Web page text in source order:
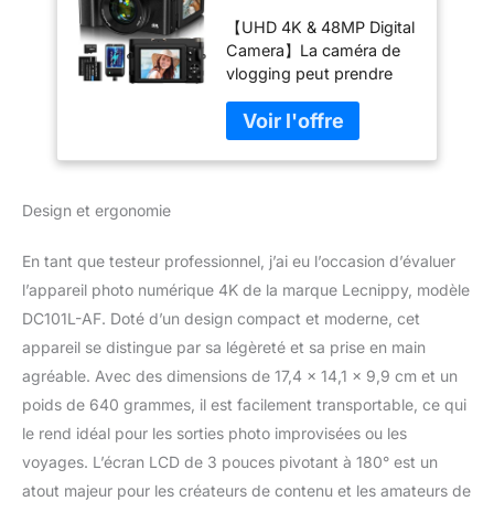
Vlogging Autofocus
48MP avec Carte
Mémoire 32G,Zoom
Numérique 16X,
écran 3''
180°,Caméra
Numérique
Enfants, Les
Adultes
【UHD 4K & 48MP Digital
Camera】La caméra de
vlogging peut prendre
enregistrer des vidéos
avec 4K . L'écran ultra-
clair de 3 pouces prend
pour les selfies.
L'appareil photo prend
en charge le zoom
numérique 16x, ce qui
est suffisant pour
répondre à vos besoins
en matière de photos.
photo traditionnels, il
ajoute la fonction selfie,
la fonction pause vidéo,
Design et ergonomie
En tant que testeur professionnel, j’ai eu l’occasion d’évaluer
l’appareil photo numérique 4K de la marque Lecnippy, modèle
DC101L-AF. Doté d’un design compact et moderne, cet
appareil se distingue par sa légèreté et sa prise en main
agréable. Avec des dimensions de 17,4 x 14,1 x 9,9 cm et un
poids de 640 grammes, il est facilement transportable, ce qui
le rend idéal pour les sorties photo improvisées ou les
voyages. L’écran LCD de 3 pouces pivotant à 180° est un
atout majeur pour les créateurs de contenu et les amateurs de